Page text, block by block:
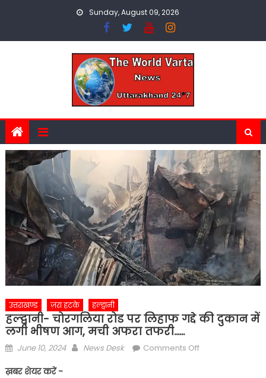
Sunday, August 09, 2026
उत्तराखण्ड ज़रा हटके हल्द्वानी
हल्द्वानी- चोरगलिया रोड पर लिहाफ गद्दे की दुकान में
लगी भीषण आग, मची अफरा तफरी……
Posted
June 10, 2024 Author
News Desk Comments Offon
ख़बर शेयर करें -